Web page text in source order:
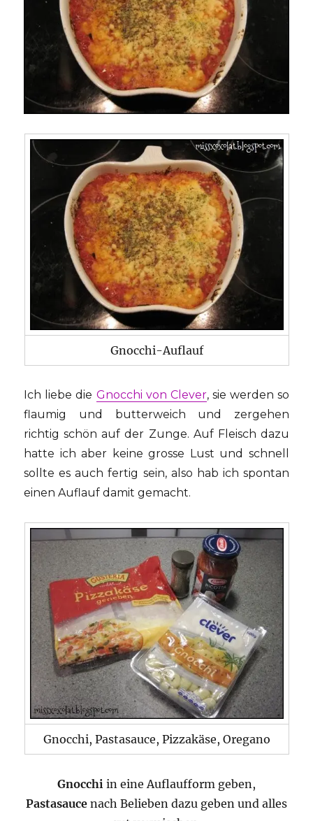
Gnocchi-Auflauf
Ich liebe die Gnocchi von Clever, sie werden so
flaumig und butterweich und zergehen
richtig schön auf der Zunge. Auf Fleisch dazu
hatte ich aber keine grosse Lust und schnell
sollte es auch fertig sein, also hab ich spontan
einen Auflauf damit gemacht.
Gnocchi, Pastasauce, Pizzakäse, Oregano
Gnocchi in eine Auflaufform geben,
Pastasauce nach Belieben dazu geben und alles